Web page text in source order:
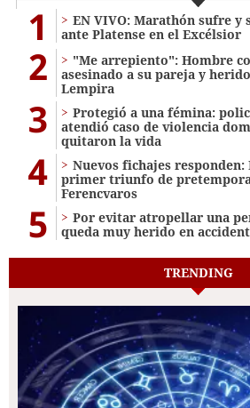
1
EN VIVO: Marathón sufre y
ante Platense en el Excélsior
2
"Me arrepiento": Hombre
asesinado a su pareja y
Lempira
3
Protegió a una fémina:
atendió caso de violencia
quitaron la vida
4
Nuevos fichajes
primer triunfo de
Ferencvaros
5
Por evitar atropellar una
queda muy herido en
TRENDING